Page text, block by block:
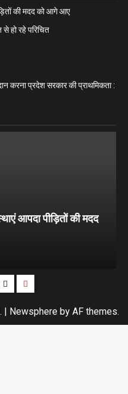
की मदद को आगे आए
हो रहे परिचित
करना प्रदेश सरकार की प्राथमिकता :
आपदा पीड़ितों की मदद
| Newsphere by AF themes.